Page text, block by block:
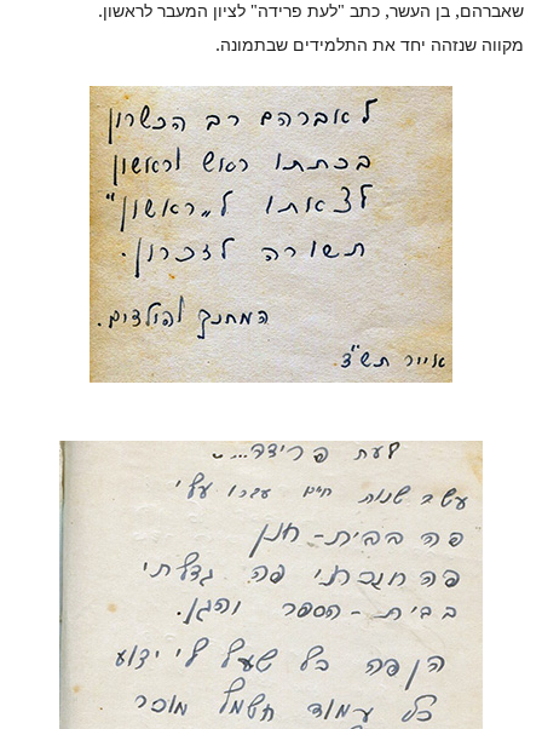
שאברהם, בן העשר, כתב "לעת פרידה" לציון המעבר לראשון.
מקווה שנזהה יחד את התלמידים שבתמונה.